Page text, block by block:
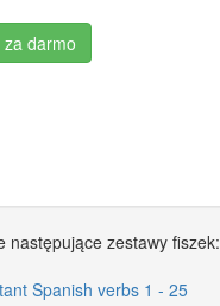
darmo
następujące zestawy fiszek:
Spanish verbs 1 - 25